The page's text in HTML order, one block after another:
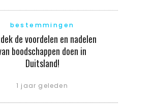
bestemmingen
de voordelen en nadelen
boodschappen doen in
Duitsland!
1 jaar geleden